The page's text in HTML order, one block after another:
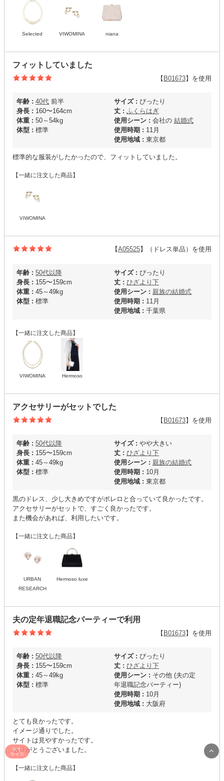
Selected VIWOMINA niana
フィットしていました
【B01673】を使用
年齢 : 40代 前半
身長 : 160〜164cm
体重 : 50～54kg
体型 : 標準
サイズ : ぴったり
丈 : ふくらはぎ
使用シーン : 会社の 結婚式
使用時期 : 11月
使用地域 : 東京都
標準的な服装がしたかったので、フィットしていました。
【一緒に注文した商品】
VIWOMINA
【A05525】（ドレス単品）を使用
年齢 : 50代以降
身長 : 155〜159cm
体重 : 45～49kg
体型 : 標準
サイズ : ぴったり
丈 : ひざより下
使用シーン : 親族の結婚式
使用時期 : 11月
使用地域 : 千葉県
【一緒に注文した商品】
VIWOMINA Hermoso
アクセサリーがセットでした
【B01673】を使用
年齢 : 50代以降
身長 : 155〜159cm
体重 : 45～49kg
体型 : 標準
サイズ : やや大きい
丈 : ひざより下
使用シーン : 親族の結婚式
使用時期 : 10月
使用地域 : 東京都
黒のドレス、少し大きめですがボレロと合っていて良かったです。
アクセサリーがセットで、すごく良かったです。
また機会があれば、利用したいです。
【一緒に注文した商品】
URBAN
RESEARCH
Hermoso luxe
夫の定年退職記念パーティーで利用
【 B01673】を使用
年齢 : 50代以降
身長 : 155〜159cm
体重 : 45～49kg
体型 : 標準
サイズ : ぴったり
丈 : ひざより下
使用シーン : その他 (夫の定
年退職記念パーティー)
使用時期 : 10月
使用地域 : 大阪府
とても良かったです。
イメージ通りでした。
サイトは見やすかったです。
ありがとうございました。
【一緒に注文した商品】
実寸
サイズ